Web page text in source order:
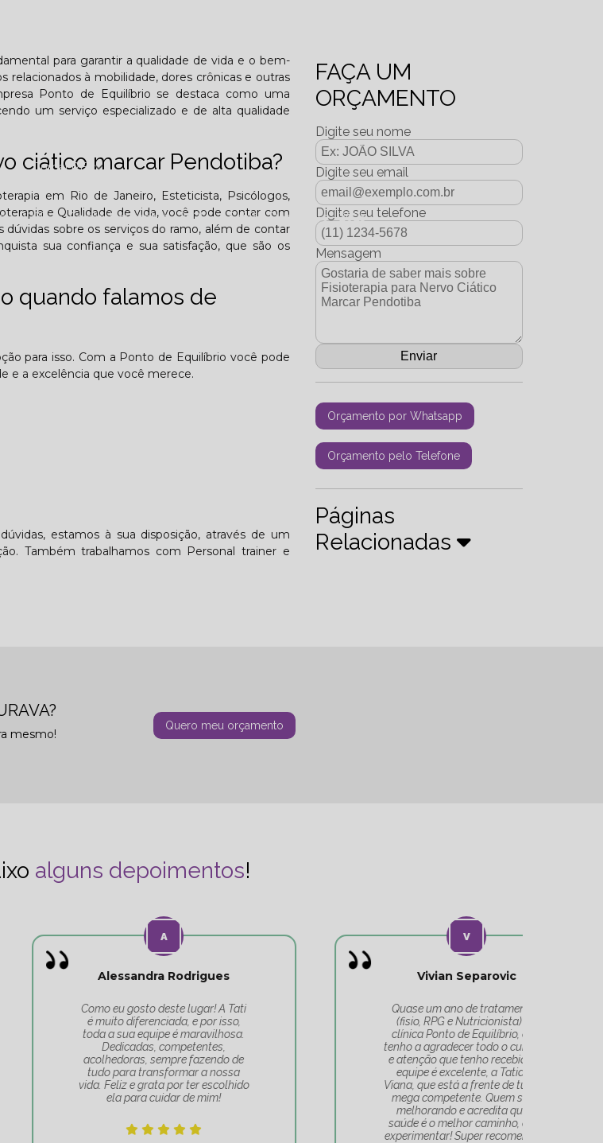
Jornal PE
- 2025 Edição Novembro - 2025 Edição Dezembro - 2025
para garantir a qualidade de vida e o bem-
relacionados à mobilidade, dores crônicas e outras
Ponto de Equilíbrio se destaca como uma
um serviço especializado e de alta qualidade
ciático marcar Pendotiba?
em Rio de Janeiro, Esteticista, Psicólogos,
e Qualidade de vida, você pode contar com
sobre os serviços do ramo, além de contar
sua confiança e sua satisfação, que são os
quando falamos de
para isso. Com a Ponto de Equilíbrio você pode
e a excelência que você merece.
estamos à sua disposição, através de um
Também trabalhamos com Personal trainer e
FAÇA UM
ORÇAMENTO
Digite seu nome
Digite seu email
Digite seu telefone
Mensagem
Orçamento por Whatsapp
Orçamento pelo Telefone
Páginas
Relacionadas
mesmo!
Quero meu orçamento
alguns depoimentos!
Alessandra Rodrigues
eu gosto deste lugar! A Tati
diferenciada, e por isso,
a sua equipe é maravilhosa.
Dedicadas, competentes,
sempre fazendo de
para transformar a nossa
Feliz e grata por ter escolhido
ela para cuidar de mim!
Quase um ano de tratamentos
(fisio, RPG e Nutricionista) na
clínica Ponto de Equilíbrio, e só
tenho a agradecer todo o cuidado
e atenção que tenho recebido. A
equipe é excelente, a Tatiana
Viana, que está a frente de tudo, é
mega competente. Quem se vê
melhorando e acredita que a
saúde é o melhor caminho, deve
experimentar! Super recomendo!!!